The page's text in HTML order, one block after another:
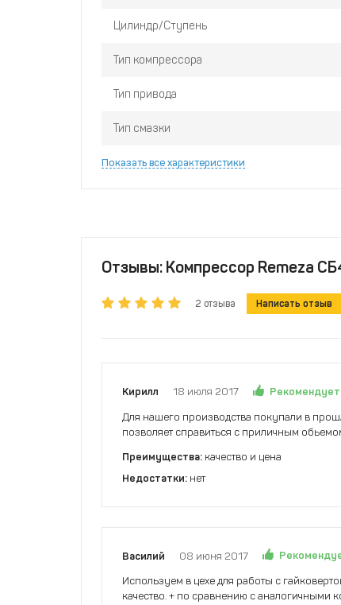
Цилиндр/Ступень
Тип компрессора
Тип привода
Тип смазки
Показать все характеристики
Отзывы: Компрессор Remeza
2 отзыва Написать отзыв
Кирилл 18 июля 2017 Рекомендует
Для нашего производства покупали в
позволяет справиться с приличным
Преимущества: качество и цена
Недостатки: нет
Василий 08 июня 2017
Используем в цехе для работы с
качество. + по сравнению с аналогичными